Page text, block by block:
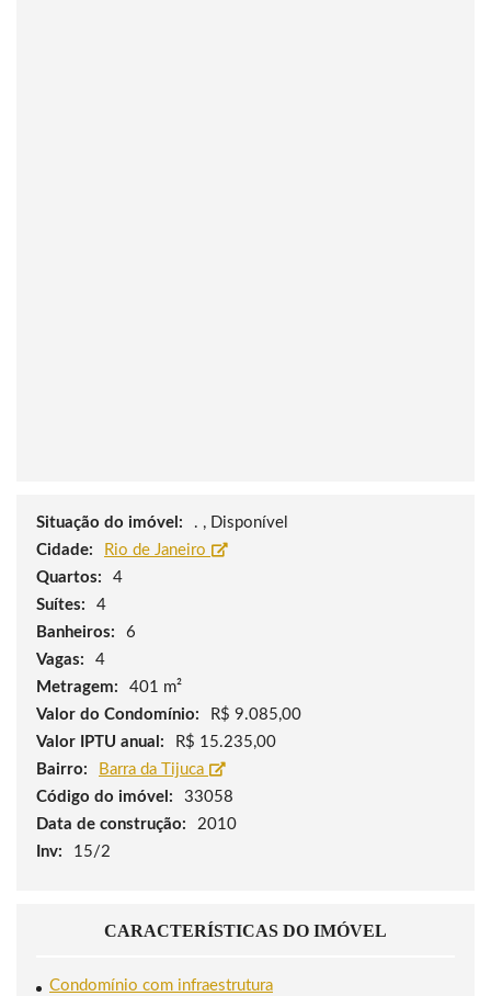
Situação do imóvel:
. , Disponível
Cidade:
Rio de Janeiro
Quartos:
4
Suítes:
4
Banheiros:
6
Vagas:
4
Metragem:
401 m²
Valor do Condomínio:
R$ 9.085,00
Valor IPTU anual:
R$ 15.235,00
Bairro:
Barra da Tijuca
Código do imóvel:
33058
Data de construção:
2010
Inv:
15/2
CARACTERÍSTICAS DO IMÓVEL
Condomínio com infraestrutura